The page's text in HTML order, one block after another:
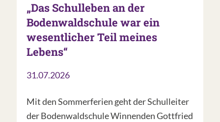
„Das Schulleben an der
Bodenwaldschule war ein
wesentlicher Teil meines
Lebens“
31.07.2026
Mit den Sommerferien geht der Schulleiter
der Bodenwaldschule Winnenden Gottfried